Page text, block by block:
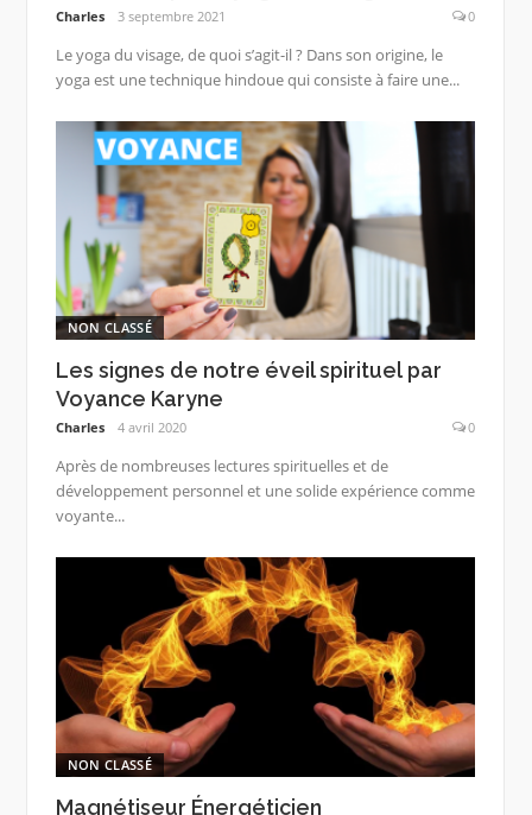
Charles 3 septembre 2021 0
Le yoga du visage, de quoi s’agit-il ? Dans son origine, le
yoga est une technique hindoue qui consiste à faire une...
NON CLASSÉ
Les signes de notre éveil spirituel par
Voyance Karyne
Charles 4 avril 2020 0
Après de nombreuses lectures spirituelles et de
développement personnel et une solide expérience comme
voyante...
NON CLASSÉ
Magnétiseur Énergéticien